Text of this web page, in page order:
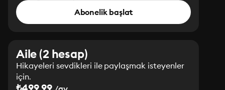
Abonelik başlat
Aile (2 hesap)
Hikayeleri sevdikleri ile paylaşmak isteyenler
için.